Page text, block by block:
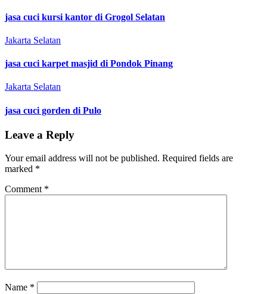
jasa cuci kursi kantor di Grogol Selatan
Jakarta Selatan
jasa cuci karpet masjid di Pondok Pinang
Jakarta Selatan
jasa cuci gorden di Pulo
Leave a Reply
Your email address will not be published. Required fields are
marked *
Comment *
Name *